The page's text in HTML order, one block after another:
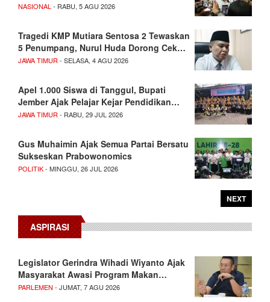
NASIONAL - RABU, 5 AGU 2026
Tragedi KMP Mutiara Sentosa 2 Tewaskan
5 Penumpang, Nurul Huda Dorong Cek…
JAWA TIMUR - SELASA, 4 AGU 2026
Apel 1.000 Siswa di Tanggul, Bupati
Jember Ajak Pelajar Kejar Pendidikan…
JAWA TIMUR - RABU, 29 JUL 2026
Gus Muhaimin Ajak Semua Partai Bersatu
Sukseskan Prabowonomics
POLITIK- MINGGU, 26 JUL 2026
NEXT
ASPIRASI
Legislator Gerindra Wihadi Wiyanto Ajak
Masyarakat Awasi Program Makan…
PARLEMEN - JUMAT, 7 AGU 2026